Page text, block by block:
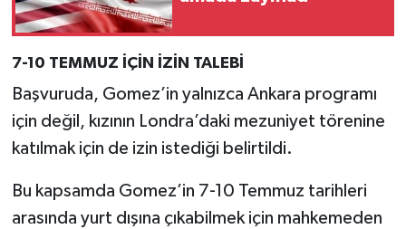
7-10 TEMMUZ İÇİN İZİN TALEBİ
Başvuruda, Gomez’in yalnızca Ankara programı
için değil, kızının Londra’daki mezuniyet törenine
katılmak için de izin istediği belirtildi.
Bu kapsamda Gomez’in 7-10 Temmuz tarihleri
arasında yurt dışına çıkabilmek için mahkemeden